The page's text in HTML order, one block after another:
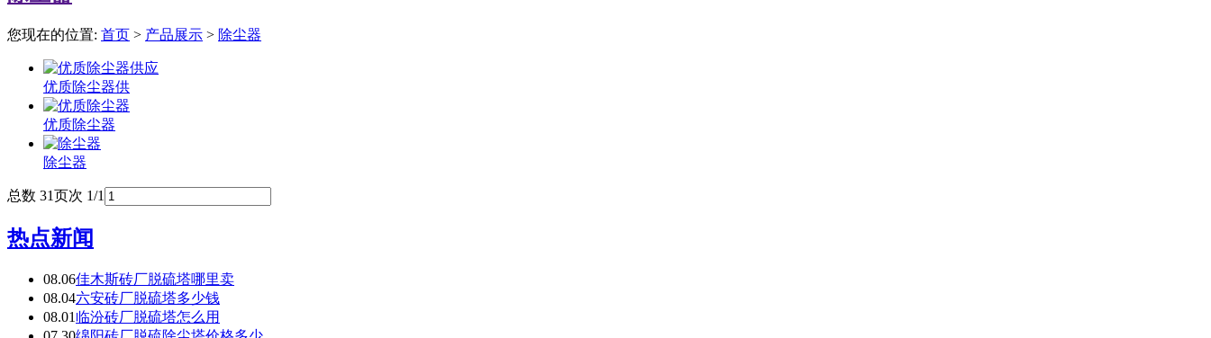
您现在的位置: 首页 > 产品展示 > 除尘器
优质除尘器供
优质除尘器
除尘器
总数 31页次 1/1
热点新闻
08.06佳木斯砖厂脱硫塔哪里卖
08.04六安砖厂脱硫塔多少钱
08.01 临汾砖厂脱硫塔怎么用